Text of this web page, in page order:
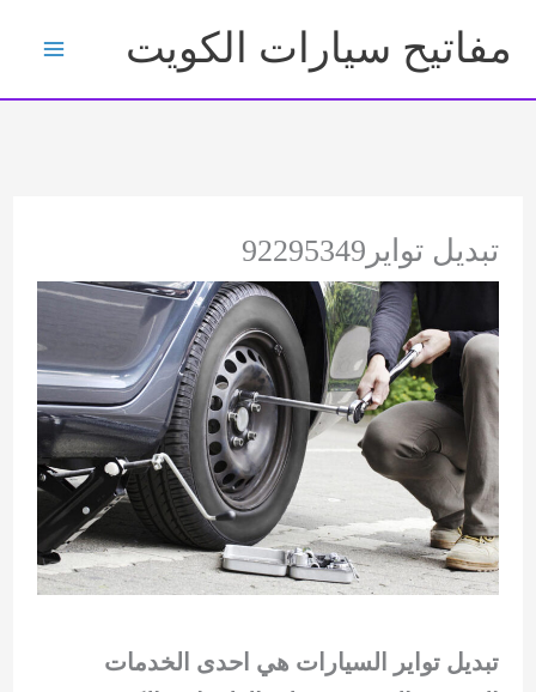
إلى
المحتوى
مفاتيح سيارات الكويت
تبديل تواير92295349
تبديل تواير السيارات هي احدى الخدمات